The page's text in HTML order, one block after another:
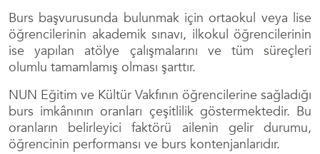
Burs başvurusunda bulunmak için ortaokul veya lise
öğrencilerinin akademik sınavı, ilkokul öğrencilerinin
ise yapılan atölye çalışmalarını ve tüm süreçleri
olumlu tamamlamış olması şarttır.
NUN Eğitim ve Kültür Vakfının öğrencilerine sağladığı
burs imkânının oranları çeşitlilik göstermektedir. Bu
oranların belirleyici faktörü ailenin gelir durumu,
öğrencinin performansı ve burs kontenjanlarıdır.